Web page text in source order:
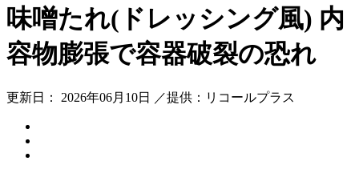
味噌たれ(ドレッシング風) 内
容物膨張で容器破裂の恐れ
更新日： 2026年06月10日 ／提供：リコールプラス